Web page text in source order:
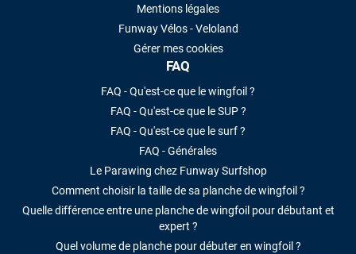
Mentions légales
Funway Vélos - Veloland
Gérer mes cookies
FAQ
FAQ - Qu'est-ce que le wingfoil ?
FAQ - Qu'est-ce que le SUP ?
FAQ - Qu'est-ce que le surf ?
FAQ - Générales
Le Parawing chez Funway Surfshop
Comment choisir la taille de sa planche de wingfoil ?
Quelle différence entre une planche de wingfoil pour débutant et
expert ?
Quel volume de planche pour débuter en wingfoil ?